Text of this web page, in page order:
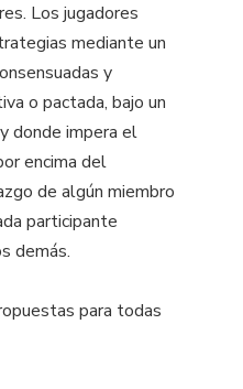
Los jugadores
mediante un
y
o pactada, bajo un
donde impera el
encima del
de algún miembro
participante
demás.
para todas